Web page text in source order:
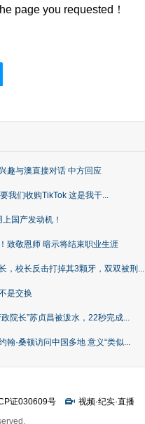
page you requested！
趣与澳直接对话 中方回应
我们收购TikTok 这是我干...
国产发动机！
致敬恩师 暗示将结束职业生涯
，校长反击打掉其3颗牙，双双被刑...
是交换
院长”苏贞昌被泼水，22秒完成...
翰·桑顿访问中国多地 意义“类似...
证030609号 视频·纪实·直播